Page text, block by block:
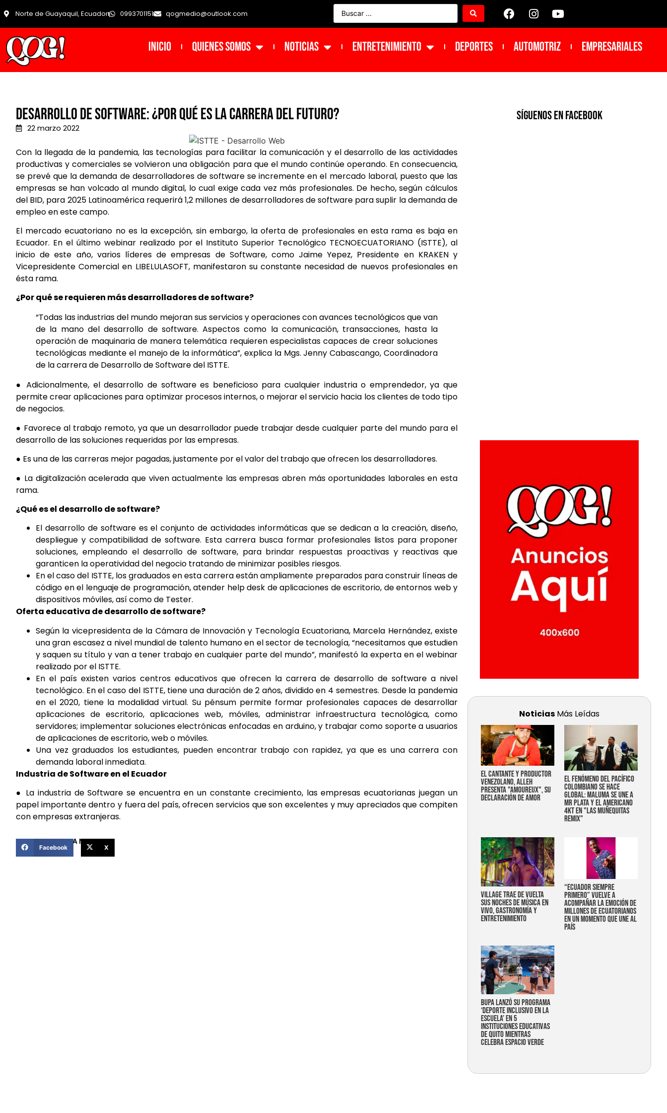
Norte de Guayaquil, Ecuador 0993701151 qogmedio@outlook.com
INICIO Quienes Somos NOTICIAS ENTRETENIMIENTO DEPORTES Automotriz Empresariales
Desarrollo de Software: ¿Por qué es la carrera del futuro?
22 marzo 2022
Con la llegada de la pandemia, las tecnologías para facilitar la comunicación y el desarrollo de las actividades
productivas y comerciales se volvieron una obligación para que el mundo continúe operando. En consecuencia,
se prevé que la demanda de desarrolladores de software se incremente en el mercado laboral, puesto que las
empresas se han volcado al mundo digital, lo cual exige cada vez más profesionales. De hecho, según cálculos
del BID, para 2025 Latinoamérica requerirá 1,2 millones de desarrolladores de software para suplir la demanda de
empleo en este campo.
El mercado ecuatoriano no es la excepción, sin embargo, la oferta de profesionales en esta rama es baja en
Ecuador. En el último webinar realizado por el Instituto Superior Tecnológico TECNOECUATORIANO (ISTTE), al
inicio de este año, varios líderes de empresas de Software, como Jaime Yepez, Presidente en KRAKEN y
Vicepresidente Comercial en LIBELULASOFT, manifestaron su constante necesidad de nuevos profesionales en
ésta rama.
¿Por qué se requieren más desarrolladores de software?
“Todas las industrias del mundo mejoran sus servicios y operaciones con avances tecnológicos que van
de la mano del desarrollo de software. Aspectos como la comunicación, transacciones, hasta la
operación de maquinaria de manera telemática requieren especialistas capaces de crear soluciones
tecnológicas mediante el manejo de la informática”, explica la Mgs. Jenny Cabascango, Coordinadora
de la carrera de Desarrollo de Software del ISTTE.
● Adicionalmente, el desarrollo de software es beneficioso para cualquier industria o emprendedor, ya que
permite crear aplicaciones para optimizar procesos internos, o mejorar el servicio hacia los clientes de todo tipo
de negocios.
● Favorece al trabajo remoto, ya que un desarrollador puede trabajar desde cualquier parte del mundo para el
desarrollo de las soluciones requeridas por las empresas.
● Es una de las carreras mejor pagadas, justamente por el valor del trabajo que ofrecen los desarrolladores.
● La digitalización acelerada que viven actualmente las empresas abren más oportunidades laborales en esta
rama.
¿Qué es el desarrollo de software?
El desarrollo de software es el conjunto de actividades informáticas que se dedican a la creación, diseño,
despliegue y compatibilidad de software. Esta carrera busca formar profesionales listos para proponer
soluciones, empleando el desarrollo de software, para brindar respuestas proactivas y reactivas que
garanticen la operatividad del negocio tratando de minimizar posibles riesgos.
En el caso del ISTTE, los graduados en esta carrera están ampliamente preparados para construir líneas de
código en el lenguaje de programación, atender help desk de aplicaciones de escritorio, de entornos web y
dispositivos móviles, así como de Tester.
Oferta educativa de desarrollo de software?
Según la vicepresidenta de la Cámara de Innovación y Tecnología Ecuatoriana, Marcela Hernández, existe
una gran escasez a nivel mundial de talento humano en el sector de tecnología, “necesitamos que estudien
y saquen su título y van a tener trabajo en cualquier parte del mundo”, manifestó la experta en el webinar
realizado por el ISTTE.
En el país existen varios centros educativos que ofrecen la carrera de desarrollo de software a nivel
tecnológico. En el caso del ISTTE, tiene una duración de 2 años, dividido en 4 semestres. Desde la pandemia
en el 2020, tiene la modalidad virtual. Su pénsum permite formar profesionales capaces de desarrollar
aplicaciones de escritorio, aplicaciones web, móviles, administrar infraestructura tecnológica, como
servidores; implementar soluciones electrónicas enfocadas en arduino, y trabajar como soporte a usuarios
de aplicaciones de escritorio, web o móviles.
Una vez graduados los estudiantes, pueden encontrar trabajo con rapidez, ya que es una carrera con
demanda laboral inmediata.
Industria de Software en el Ecuador
● La industria de Software se encuentra en un constante crecimiento, las empresas ecuatorianas juegan un
papel importante dentro y fuera del país, ofrecen servicios que son excelentes y muy apreciados que compiten
con empresas extranjeras.
COMPARTIR ESTA NOTICIA
Facebook X
SíGUENOS EN FACEBOOK
Noticias Más Leídas
EL CANTANTE Y PRODUCTOR
VENEZOLANO, ALLEH
PRESENTA "AMOUREUX", SU
DECLARACIÓN DE AMOR
EL FENÓMENO DEL PACÍFICO
COLOMBIANO SE HACE
GLOBAL: MALUMA SE UNE A
MR PLATA Y EL AMERICANO
4KT EN "LAS MUÑEQUITAS
REMIX"
Village trae de vuelta
sus noches de música en
vivo, gastronomía y
entretenimiento
“Ecuador siempre
primero” vuelve a
acompañar la emoción de
millones de ecuatorianos
en un momento que une al
país
Bupa lanzó su programa
‘Deporte Inclusivo en la
Escuela’ en 5
instituciones educativas
de Quito mientras
celebra espacio verde